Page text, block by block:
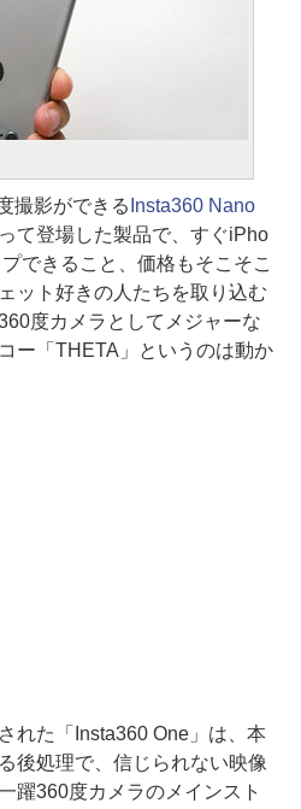
撮影ができる Insta360 Nano
て登場した製品で、すぐiPho
できること、価格もそこそこ
ット好きの人たちを取り込む
度カメラとしてメジャーな
ー「THETA」というのは動か
れた「Insta360 One」は、本
後処理で、信じられない映像
躍360度カメラのメインスト